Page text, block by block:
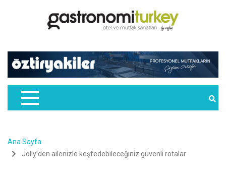
Ana Sayfa
Jolly’den ailenizle keşfedebileceğiniz güvenli rotalar